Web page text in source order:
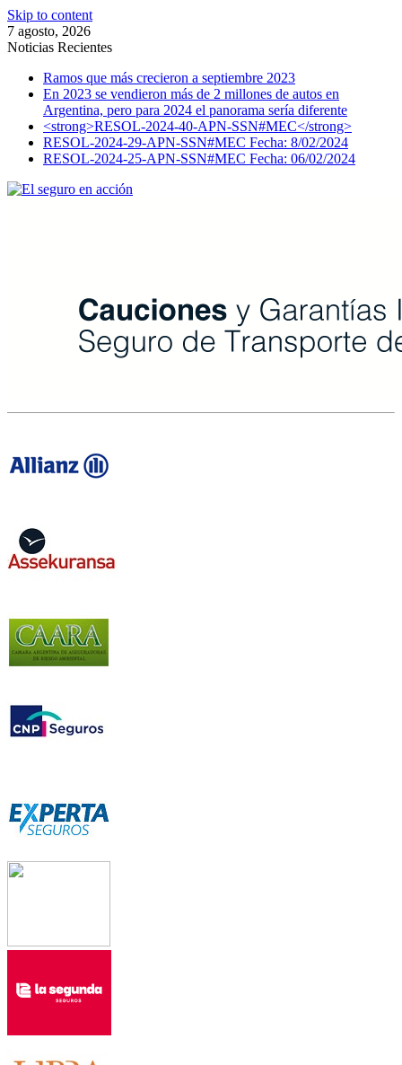
Skip to content
7 agosto, 2026
Noticias Recientes
Ramos que más crecieron a septiembre 2023
En 2023 se vendieron más de 2 millones de autos en
Argentina, pero para 2024 el panorama sería diferente
<strong>RESOL-2024-40-APN-SSN#MEC</strong>
RESOL-2024-29-APN-SSN#MEC Fecha: 8/02/2024
RESOL-2024-25-APN-SSN#MEC Fecha: 06/02/2024